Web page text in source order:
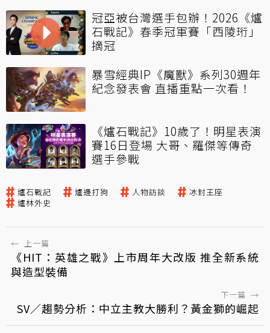
冠亞被台灣選手包辦！2026《爐
石戰記》春季冠軍賽「西陵珩」
摘冠
暴雪經典IP《魔獸》系列30週年
紀念發表會 直播重點一次看！
《爐石戰記》10歲了！明星表演
賽16日登場 大哥、羅傑等傳奇
選手參戰
爐石戰記 爐邊打狗 人物訪談
冰封王座
爐林外史
← 上一篇
《HIT：英雄之戰》上市周年大改版 推全新系統
與造型裝備
下一篇 →
SV／趨勢分析：中立主教大勝利？黃金獅的崛起